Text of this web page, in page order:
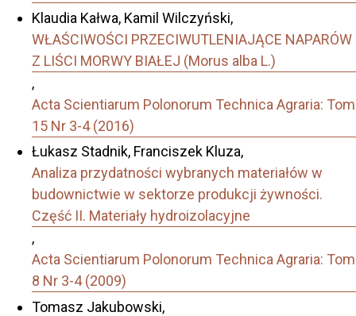
Klaudia Kałwa, Kamil Wilczyński,
WŁAŚCIWOŚCI PRZECIWUTLENIAJĄCE NAPARÓW
Z LIŚCI MORWY BIAŁEJ (Morus alba L.)
,
Acta Scientiarum Polonorum Technica Agraria: Tom
15 Nr 3-4 (2016)
Łukasz Stadnik, Franciszek Kluza,
Analiza przydatności wybranych materiałów w
budownictwie w sektorze produkcji żywności.
Część II. Materiały hydroizolacyjne
,
Acta Scientiarum Polonorum Technica Agraria: Tom
8 Nr 3-4 (2009)
Tomasz Jakubowski,